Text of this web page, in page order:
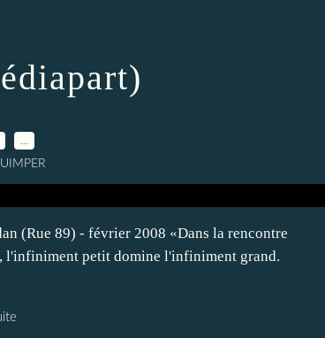
(Rue 89) - février 2008 «Dans la rencontre
l'infiniment petit domine l'infiniment grand.